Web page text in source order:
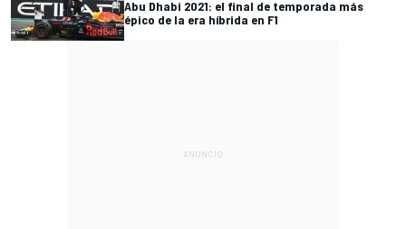
Abu Dhabi 2021: el final de temporada más
épico de la era híbrida en F1